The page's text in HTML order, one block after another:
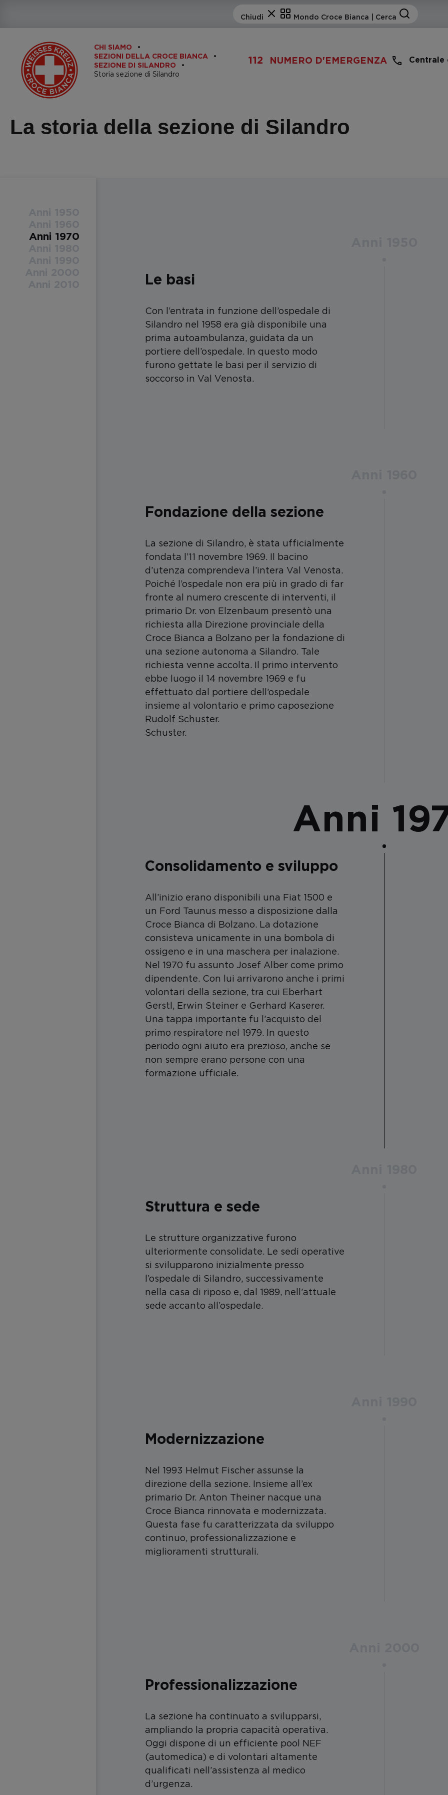
CHI SIAMO
SEZIONI DELLA CROCE BIANCA
SEZIONE DI SILANDRO
Storia sezione di Silandro
112 NUMERO D'EMERGENZA Centrale
La storia della sezione di Silandro
Anni 1970
Le basi
Con l’entrata in funzione dell’ospedale di
Silandro nel 1958 era già disponibile una
prima autoambulanza, guidata da un
portiere dell’ospedale. In questo modo
furono gettate le basi per il servizio di
soccorso in Val Venosta.
Fondazione della sezione
La sezione di Silandro, è stata ufficialmente
fondata l’11 novembre 1969. Il bacino
d’utenza comprendeva l’intera Val Venosta.
Poiché l’ospedale non era più in grado di far
fronte al numero crescente di interventi, il
primario Dr. von Elzenbaum presentò una
richiesta alla Direzione provinciale della
Croce Bianca a Bolzano per la fondazione di
una sezione autonoma a Silandro. Tale
richiesta venne accolta. Il primo intervento
ebbe luogo il 14 novembre 1969 e fu
effettuato dal portiere dell’ospedale
insieme al volontario e primo caposezione
Rudolf Schuster.
Schuster.
Anni
Consolidamento e sviluppo
All’inizio erano disponibili una Fiat 1500 e
un Ford Taunus messo a disposizione dalla
Croce Bianca di Bolzano. La dotazione
consisteva unicamente in una bombola di
ossigeno e in una maschera per inalazione.
Nel 1970 fu assunto Josef Alber come primo
dipendente. Con lui arrivarono anche i primi
volontari della sezione, tra cui Eberhart
Gerstl, Erwin Steiner e Gerhard Kaserer.
Una tappa importante fu l’acquisto del
primo respiratore nel 1979. In questo
periodo ogni aiuto era prezioso, anche se
non sempre erano persone con una
formazione ufficiale.
Struttura e sede
Le strutture organizzative furono
ulteriormente consolidate. Le sedi operative
si svilupparono inizialmente presso
l’ospedale di Silandro, successivamente
nella casa di riposo e, dal 1989, nell’attuale
sede accanto all’ospedale.
Modernizzazione
Nel 1993 Helmut Fischer assunse la
direzione della sezione. Insieme all’ex
primario Dr. Anton Theiner nacque una
Croce Bianca rinnovata e modernizzata.
Questa fase fu caratterizzata da sviluppo
continuo, professionalizzazione e
miglioramenti strutturali.
Professionalizzazione
La sezione ha continuato a svilupparsi,
ampliando la propria capacità operativa.
Oggi dispone di un efficiente pool NEF
(automedica) e di volontari altamente
qualificati nell’assistenza al medico
d’urgenza.